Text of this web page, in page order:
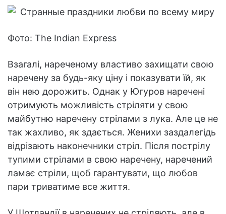
Фото: The Indian Express
Взагалі, нареченому властиво захищати свою
наречену за будь-яку ціну і показувати їй, як
він нею дорожить. Однак у Югуров наречені
отримують можливість стріляти у свою
майбутню наречену стрілами з лука. Але це не
так жахливо, як здається. Женихи заздалегідь
відрізають наконечники стріл. Після пострілу
тупими стрілами в свою наречену, наречений
ламає стріли, щоб гарантувати, що любов
пари триватиме все життя.